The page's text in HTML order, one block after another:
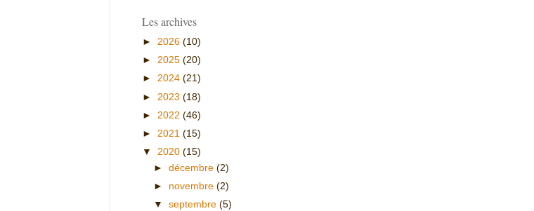
Les archives
► 2026 (10)
► 2025 (20)
► 2024 (21)
► 2023 (18)
► 2022 (46)
► 2021 (15)
▼ 2020 (15)
►décembre(2)
► novembre(2)
▼septembre(5)